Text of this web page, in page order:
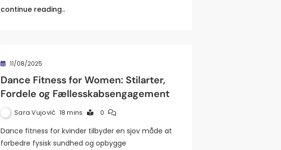
continue reading..
11/08/2025
Dance Fitness for Women: Stilarter,
Fordele og Fællesskabsengagement
Sara Vujović 18 mins 0
Dance fitness for kvinder tilbyder en sjov måde at
forbedre fysisk sundhed og opbygge